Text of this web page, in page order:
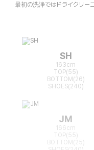
最初の洗浄ではドライクリー
SH
163cm
TOP(55)
BOTTOM(26)
SHOES(240)
JM
166cm
TOP(55)
BOTTOM(25)